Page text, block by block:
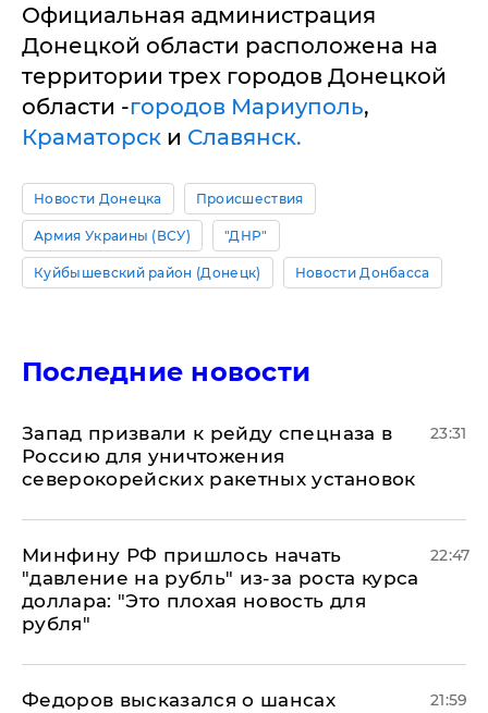
Официальная администрация
Донецкой области расположена на
территории трех городов Донецкой
области -городов Мариуполь,
Краматорск и Славянск.
Новости Донецка Происшествия
Армия Украины (ВСУ) "ДНР"
Куйбышевский район (Донецк) Новости Донбасса
Последние новости
Запад призвали к рейду спецназа в
Россию для уничтожения
северокорейских ракетных установок
23:31
Минфину РФ пришлось начать
"давление на рубль" из-за роста курса
доллара: "Это плохая новость для
рубля"
22:47
Федоров высказался о шансах
21:59